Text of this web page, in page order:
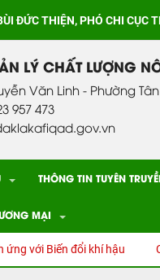
ĐỨC THIỆN, PHÓ CHI CỤC
LÝ CHẤT LƯỢNG
Văn Linh - Phường
957 473
THÔNG TIN TUYÊN
MẠI
đổi khí hậu CƠ SỞ